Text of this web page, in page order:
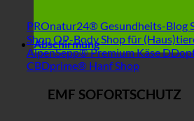
PROnatur24® Gesundheits-Blog
ShopOP-Body Shop für
AlpenSepp® Premium Käse
CBDprime® Hanf Shop
Abschirmung
EMF SOFORTSCHUTZ